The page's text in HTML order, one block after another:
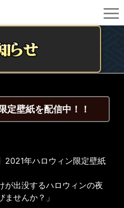
定壁紙を配信中！！
2021年ハロウィン限定壁紙
が出没するハロウィンの夜
せんか？」